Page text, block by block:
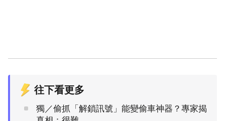
往下看更多
獨／偷抓「解鎖訊號」能變偷車神器？專家揭